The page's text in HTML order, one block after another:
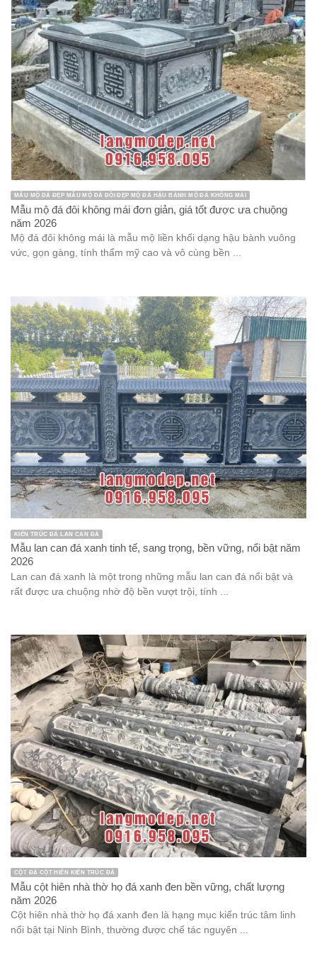
MẪU MỘ ĐÁ ĐẸP MẪU MỘ ĐÁ ĐÔI ĐẸP MỘ ĐÁ HẬU BÀNH MỘ ĐÁ KHÔNG MÁI
Mẫu mộ đá đôi không mái đơn giản, giá tốt được ưa chuộng
năm 2026
Mộ đá đôi không mái là mẫu mộ liền khối dạng hậu bành vuông
vức, gọn gàng, tính thẩm mỹ cao và vô cùng bền ...
KIẾN TRÚC ĐÁ LAN CAN ĐÁ
Mẫu lan can đá xanh tinh tế, sang trọng, bền vững, nổi bật năm
2026
Lan can đá xanh là một trong những mẫu lan can đá nổi bật và
rất được ưa chuộng nhờ độ bền vượt trội, tính ...
CỘT ĐÁ CỘT HIÊN KIẾN TRÚC ĐÁ
Mẫu cột hiên nhà thờ họ đá xanh đen bền vững, chất lượng
năm 2026
Cột hiên nhà thờ họ đá xanh đen là hạng mục kiến trúc tâm linh
nổi bật tại Ninh Bình, thường được chế tác nguyên ...